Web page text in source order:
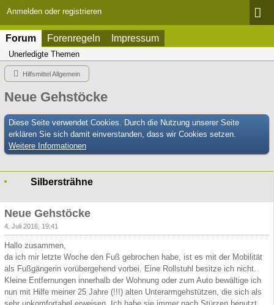
Anmelden oder registrieren
Forum Forenregeln Impressum
Unerledigte Themen
Hilfsmittel Allgemein
Neue Gehstöcke
Diese Seite verwendet Cookies. Durch die Nutzung unserer Seite
erklären Sie sich damit einverstanden, dass wir Cookies setzen.
Weitere Informationen
Silbersträhne
Neue Gehstöcke
4. Juli 2016, 19:41
Hallo zusammen,
da ich mir letzte Woche den Fuß gebrochen habe, ist es mit der Mobilität
als Fußgängerin vorübergehend vorbei. Eine Rollstuhl besitze ich nicht.
Kleine Entfernungen innerhalb der Wohnung oder zum Auto bewältige ich
nun mit Hilfe meiner 25 Jahre (!!!) alten Unterarmgehstützen, die sich als